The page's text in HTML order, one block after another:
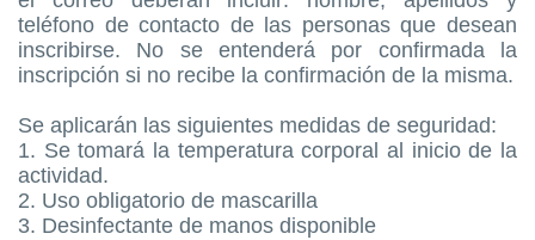
teléfono de contacto de las personas que desean
inscribirse. No se entenderá por confirmada la
inscripción si no recibe la confirmación de la misma.
Se aplicarán las siguientes medidas de seguridad:
1. Se tomará la temperatura corporal al inicio de la
actividad.
2. Uso obligatorio de mascarilla
3. Desinfectante de manos disponible